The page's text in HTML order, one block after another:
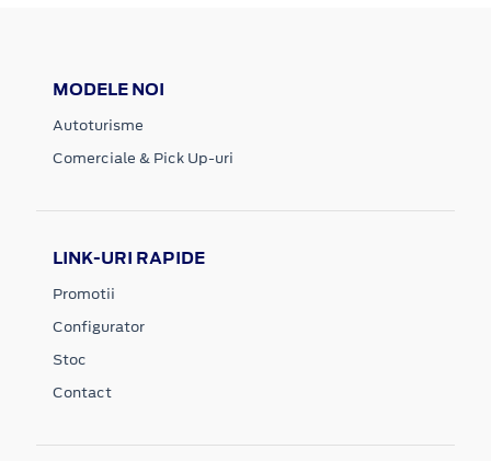
MODELE NOI
Autoturisme
Comerciale & Pick Up-uri
LINK-URI RAPIDE
Promotii
Configurator
Stoc
Contact